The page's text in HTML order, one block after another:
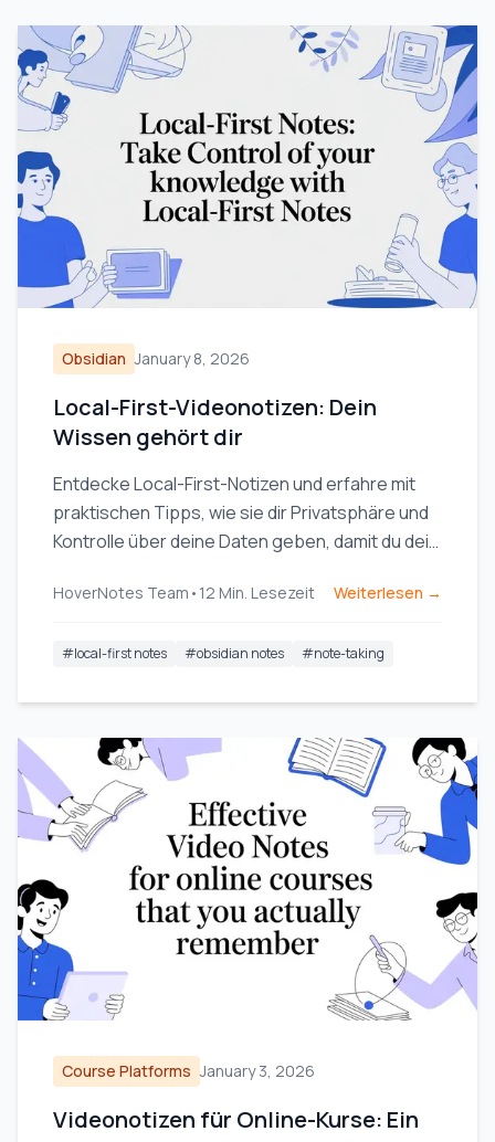
Obsidian January 8, 2026
Local-First-Videonotizen: Dein
Wissen gehört dir
Entdecke Local-First-Notizen und erfahre mit
praktischen Tipps, wie sie dir Privatsphäre und
Kontrolle über deine Daten geben, damit du dein
HoverNotes Team • 12 Min. Lesezeit Weiterlesen →
#local-first notes #obsidian notes #note-taking
Course Platforms January 3, 2026
Videonotizen für Online-Kurse: Ein